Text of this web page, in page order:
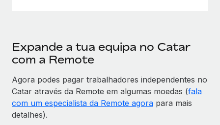
Expande a tua equipa no Catar
com a Remote
Agora podes pagar trabalhadores independentes no
Catar através da Remote em algumas moedas (fala
com um especialista da Remote agora para mais
detalhes).